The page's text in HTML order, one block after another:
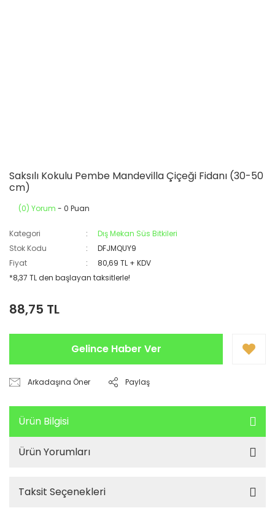
Saksılı Kokulu Pembe Mandevilla Çiçeği Fidanı (30-50
cm)
(0) Yorum - 0 Puan
Kategori
Dış Mekan Süs Bitkileri
Stok Kodu
DFJMQUY9
Fiyat
80,69 TL + KDV
*8,37 TL den başlayan taksitlerle!
88,75 TL
Gelince Haber Ver
Arkadaşına Öner Paylaş
Ürün Bilgisi
Ürün Yorumları
Taksit Seçenekleri